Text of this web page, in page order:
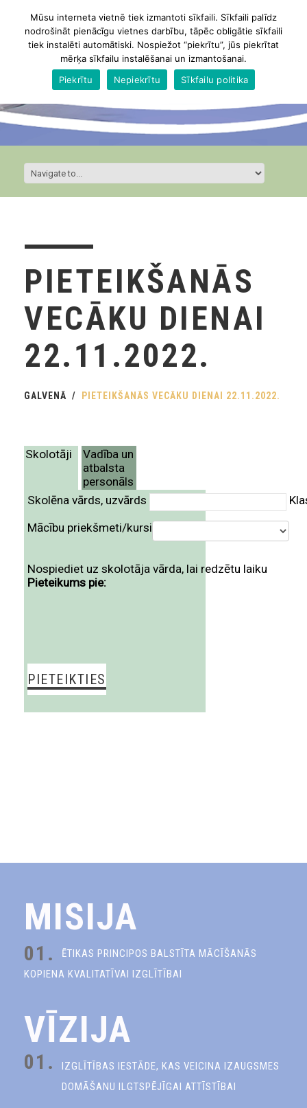
PIETEIKŠANĀS
VECĀKU DIENAI
22.11.2022.
GALVENĀ PIETEIKŠANĀS VECĀKU DIENAI 22.11.2022.
Skolotāji
Vadība un
atbalsta
personāls
Skolēna vārds, uzvārds
Mācību priekšmeti/kursi
Nospiediet uz skolotāja vārda, lai redzētu laiku
Pieteikums pie:
MISIJA
01.
ĒTIKAS PRINCIPOS BALSTĪTA MĀCĪŠANĀS
KOPIENA KVALITATĪVAI IZGLĪTĪBAI
VĪZIJA
01.
IZGLĪTĪBAS IESTĀDE, KAS VEICINA IZAUGSMES
DOMĀŠANU ILGTSPĒJĪGAI ATTĪSTĪBAI
Mūsu interneta vietnē tiek izmantoti sīkfaili. Sīkfaili palīdz
nodrošināt pienācīgu vietnes darbību, tāpēc obligātie sīkfaili
tiek instalēti automātiski. Nospiežot “piekrītu”, jūs piekrītat
mērķa sīkfailu instalēšanai un izmantošanai.
Piekrītu
Nepiekrītu Sīkfailu politika